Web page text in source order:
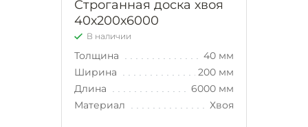
Строганная доска хвоя
40х200х6000
В наличии
Толщина
40 мм
Ширина
200 мм
Длина
6000 мм
Материал
Хвоя